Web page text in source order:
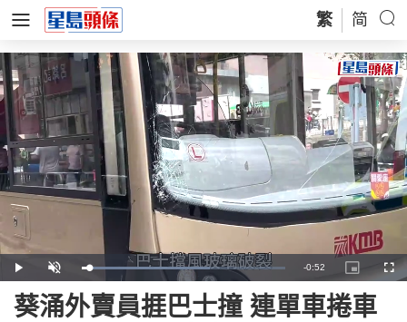
繁 简
Play Unmute Loaded:
63.07%
Remaining
Time
-0:52
Picture-
in-
葵涌外賣員捱巴士撞 連單車捲車